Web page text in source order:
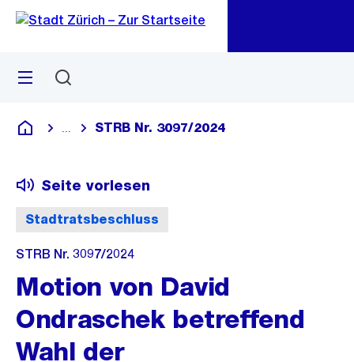
Navigation
Sprunglink
Menü
Deutsch
Blende alle Breadcrumbs ein
STRB Nr. 3097/2024
Stadtratsbeschluss
Seite vorlesen
STRB Nr. 3097/2024
Motion von David
Ondraschek betreffend
Wahl der